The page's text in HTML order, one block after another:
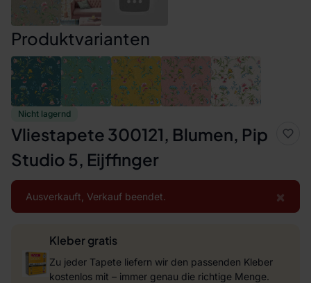
Nicht lagernd
Vliestapete 300121, Blumen, Pip
Studio 5, Eijffinger
×
Ausverkauft, Verkauf beendet.
Kleber gratis
Zu jeder Tapete liefern wir den passenden Kleber
kostenlos mit – immer genau die richtige Menge.
Produktvarianten